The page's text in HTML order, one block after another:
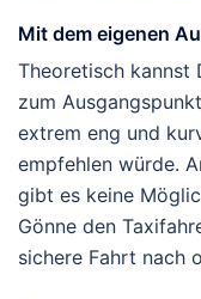
Mit dem eigenen
Theoretisch kannst
zum
extrem eng und
empfehlen würde.
gibt es keine
Gönne den
sichere Fahrt nach